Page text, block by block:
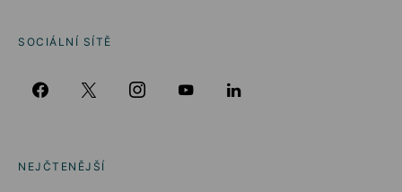
SOCIÁLNÍ SÍTĚ
NEJČTENĚJŠÍ